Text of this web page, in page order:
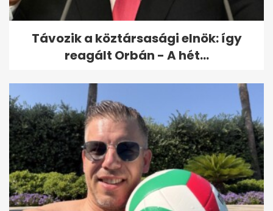
Távozik a köztársasági elnök: így
reagált Orbán - A hét...